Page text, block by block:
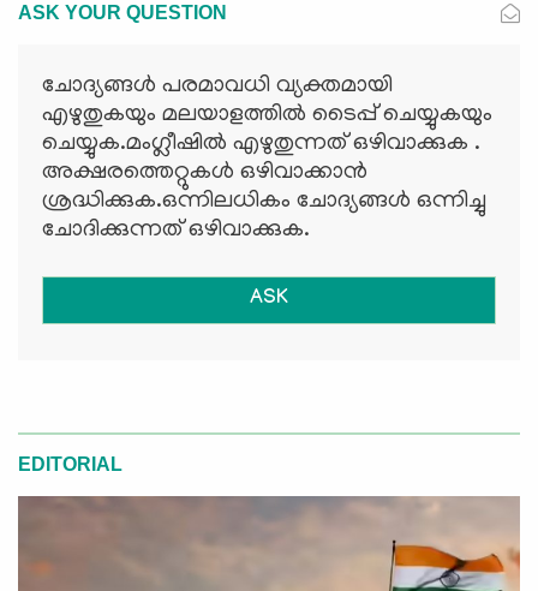
ASK YOUR QUESTION
ചോദ്യങ്ങള്‍ പരമാവധി വ്യക്തമായി
എഴുതുകയും മലയാളത്തില്‍ ടൈപ്പ് ചെയ്യുകയും
ചെയ്യുക.മംഗ്ലീഷില്‍ എഴുതുന്നത് ഒഴിവാക്കുക .
അക്ഷരത്തെറ്റുകള്‍ ഒഴിവാക്കാന്‍
ശ്രദ്ധിക്കുക.ഒന്നിലധികം ചോദ്യങ്ങള്‍ ഒന്നിച്ചു
ചോദിക്കുന്നത് ഒഴിവാക്കുക.
ASK
EDITORIAL